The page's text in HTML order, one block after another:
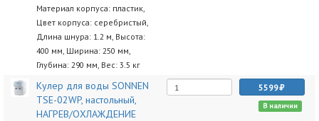
Материал корпуса: пластик,
Цвет корпуса: серебристый,
Длина шнура: 1.2 м, Высота:
400 мм, Ширина: 250 мм,
Глубина: 290 мм, Вес: 3.5 кг
Кулер для воды SONNEN
TSE-02WP, настольный,
НАГРЕВ/ОХЛАЖДЕНИЕ
5599
В наличии